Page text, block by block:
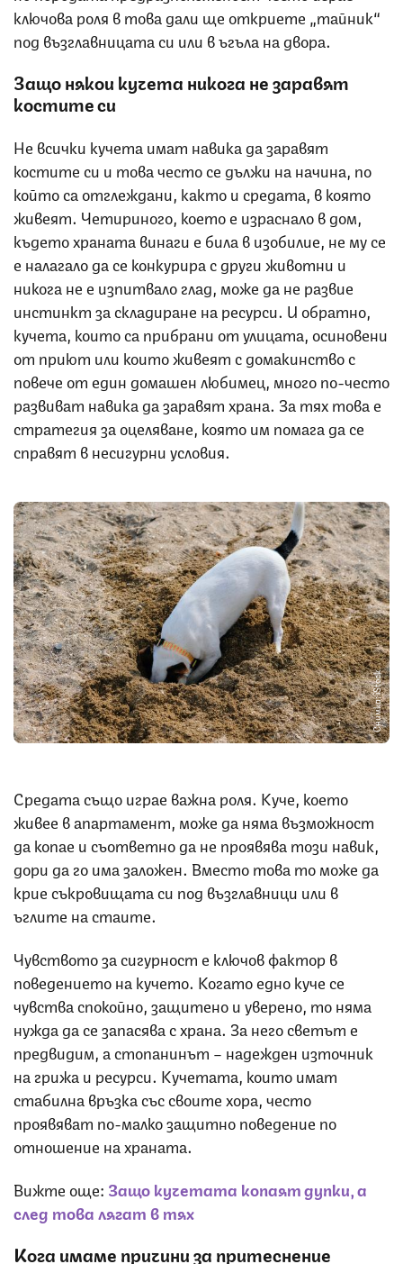
ключова роля в това дали ще откриете „тайник“
под възглавницата си или в ъгъла на двора.
Защо някои кучета никога не заравят
костите си
Не всички кучета имат навика да заравят
костите си и това често се дължи на начина, по
който са отглеждани, както и средата, в която
живеят. Четириного, което е израснало в дом,
където храната винаги е била в изобилие, не му се
е налагало да се конкурира с други животни и
никога не е изпитвало глад, може да не развие
инстинкт за складиране на ресурси. И обратно,
кучета, които са прибрани от улицата, осиновени
от приют или които живеят с домакинство с
повече от един домашен любимец, много по-често
развиват навика да заравят храна. За тях това е
стратегия за оцеляване, която им помага да се
справят в несигурни условия.
Снимка: iStock
Средата също играе важна роля. Куче, което
живее в апартамент, може да няма възможност
да копае и съответно да не проявява този навик,
дори да го има заложен. Вместо това то може да
крие съкровищата си под възглавници или в
ъглите на стаите.
Чувството за сигурност е ключов фактор в
поведението на кучето. Когато едно куче се
чувства спокойно, защитено и уверено, то няма
нужда да се запасява с храна. За него светът е
предвидим, а стопанинът – надежден източник
на грижа и ресурси. Кучетата, които имат
стабилна връзка със своите хора, често
проявяват по-малко защитно поведение по
отношение на храната.
Вижте още: Защо кучетата копаят дупки, а
след това лягат в тях
Кога имаме причини за притеснение